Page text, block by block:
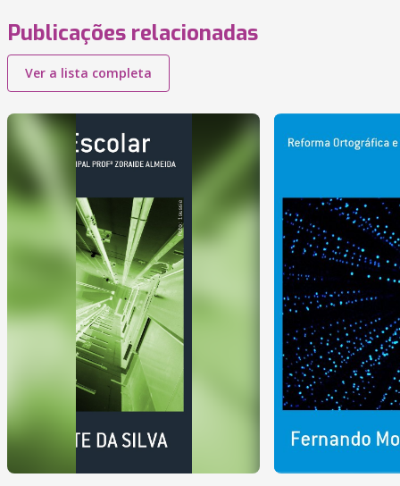
Publicações relacionadas
Ver a lista completa